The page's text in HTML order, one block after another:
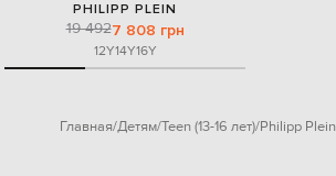
PHILIPP PLEIN
19 4927 808 грн
12Y14Y16Y
Главная Детям Teen (13-16 лет) Philipp Plein